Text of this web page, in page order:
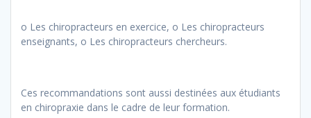
o Les chiropracteurs en exercice, o Les chiropracteurs
enseignants, o Les chiropracteurs chercheurs.
Ces recommandations sont aussi destinées aux étudiants
en chiropraxie dans le cadre de leur formation.